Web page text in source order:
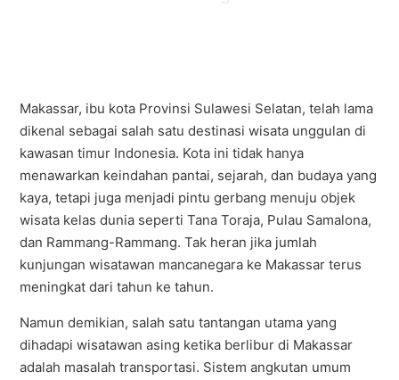
Makassar, ibu kota Provinsi Sulawesi Selatan, telah lama
dikenal sebagai salah satu destinasi wisata unggulan di
kawasan timur Indonesia. Kota ini tidak hanya
menawarkan keindahan pantai, sejarah, dan budaya yang
kaya, tetapi juga menjadi pintu gerbang menuju objek
wisata kelas dunia seperti Tana Toraja, Pulau Samalona, ​​
dan Rammang-Rammang. Tak heran jika jumlah
kunjungan wisatawan mancanegara ke Makassar terus
meningkat dari tahun ke tahun.
Namun demikian, salah satu tantangan utama yang
dihadapi wisatawan asing ketika berlibur di Makassar
adalah masalah transportasi. Sistem angkutan umum